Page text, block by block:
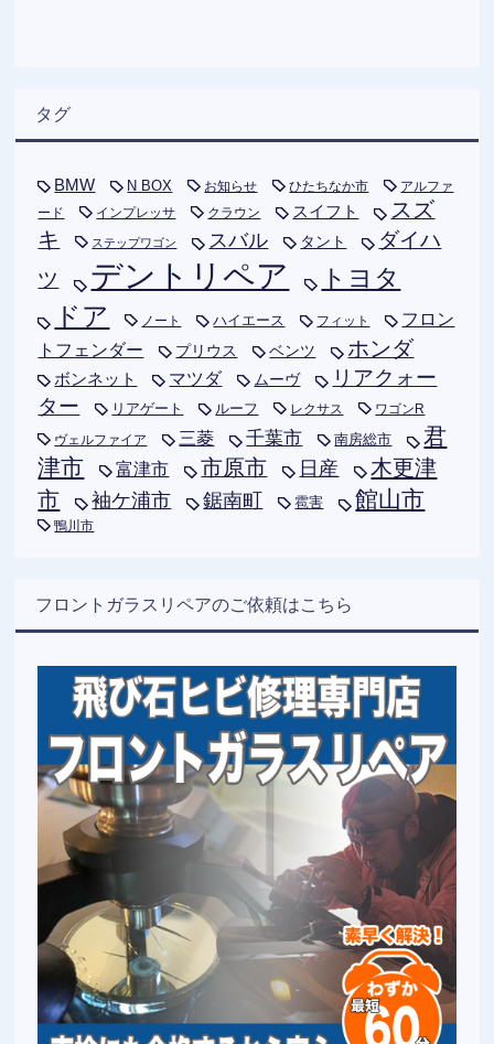
タグ
BMW N BOX お知らせ ひたちなか市
アルファ
ード
インプレッサ クラウン スイフト
スズ
キ
ステップワゴン スバル タント
ダイハ
ツ
デントリペア
トヨタ
ドア
ノート ハイエース フィット
フロン
トフェンダー
プリウス ベンツ ホンダ
ボンネット マツダ ムーヴ
リアクォー
ター
リアゲート ルーフ レクサス ワゴンR
ヴェルファイア 三菱 千葉市 南房総市
君
津市
富津市 市原市 日産
木更津
市
袖ケ浦市 鋸南町 雹害 館山市
鴨川市
フロントガラスリペアのご依頼はこちら